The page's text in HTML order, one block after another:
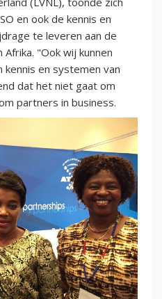
en ook de kennis en
te leveren aan de
"Ook wij kunnen
kennis en systemen van
dat het niet gaat om
partners in business.